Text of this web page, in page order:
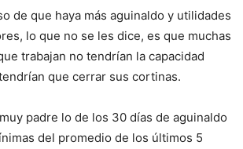
de que haya más aguinaldo y utilidades
lo que no se les dice, es que muchas
trabajan no tendrían la capacidad
que cerrar sus cortinas.
padre lo de los 30 días de aguinaldo
del promedio de los últimos 5